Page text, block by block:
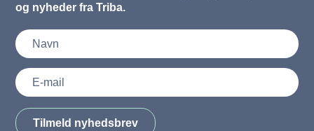
og nyheder fra Triba.
Tilmeld nyhedsbrev